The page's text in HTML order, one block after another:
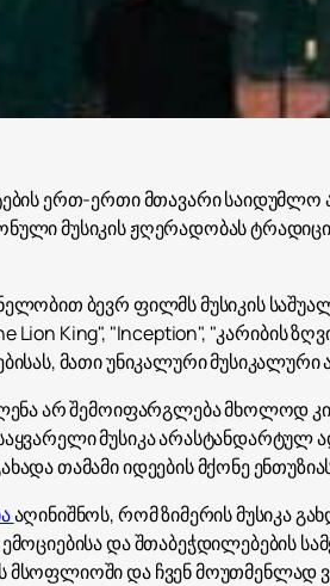
ერთ-ერთი მთავარი საიდუმლო
მუსიკის ჟღერადობას
ბევრ ფილმს მუსიკის
Lion King", "Inception", "კარიბის
მათი უნიკალური მუსიკალური
არ შემოიფარგლება მხოლოდ
მუსიკა
თამამი იდეების მქონე
აღინიშნოს, რომ ზიმერის მუსიკა
და შთაბეჭდილებების
და ჩვენ მოუთმენლად